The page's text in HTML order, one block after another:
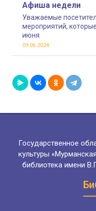
Афиша недели
Уважаемые
мероприятий,
июня
09.06.2024
Государственное
культуры
библиотека имени